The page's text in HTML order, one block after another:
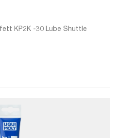
KP2K -30 Lube Shuttle